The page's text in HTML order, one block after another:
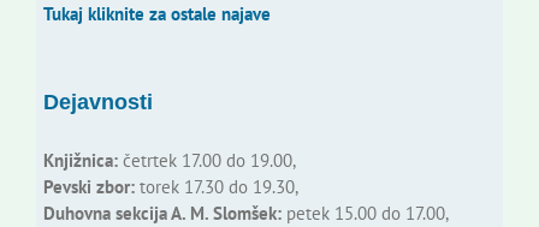
Tukaj kliknite za ostale najave
Dejavnosti
Knjižnica:četrtek 17.00 do 19.00,
Pevski zbor:torek 17.30 do 19.30,
Duhovna sekcija A. M. Slomšek:petek 15.00 do 17.00,